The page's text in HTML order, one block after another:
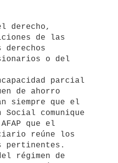
de las
o del
parcial
de ahorro
siempre que el
Social comunique
que el
reúne los
pertinentes.
régimen de